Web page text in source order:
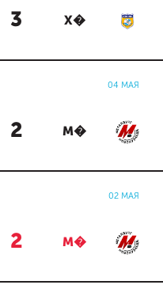
3 Х�
04 МАЯ
2 М�
02 МАЯ
2 М�